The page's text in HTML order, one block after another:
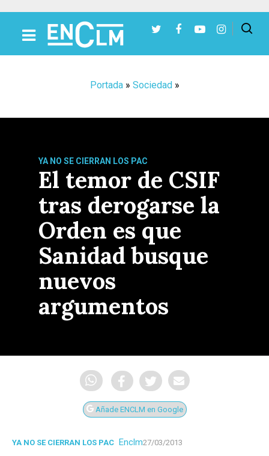
Portada» Sociedad»
YA NO SE CIERRAN LOS PAC
El temor de CSIF
tras derogarse la
Orden es que
Sanidad busque
nuevos
argumentos
Añade ENCLM en Google
YA NO SE CIERRAN LOS PAC Enclm27/03/2013